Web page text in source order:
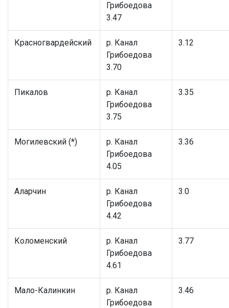
Грибоедова
3.47
Красногвардейский
р. Канал
Грибоедова
3.70
3.12
Пикалов
р. Канал
Грибоедова
3.75
3.35
Могилевский (*)
р. Канал
Грибоедова
4.05
3.36
Аларчин
р. Канал
Грибоедова
4.42
3.0
Коломенский
р. Канал
Грибоедова
4.61
3.77
Мало-Калинкин
р. Канал
Грибоедова
3.46